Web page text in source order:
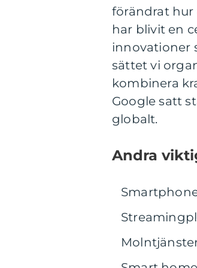
förändrat hur
har blivit en
innovationer
sättet vi
kombinera
Google satt
globalt.
Andra